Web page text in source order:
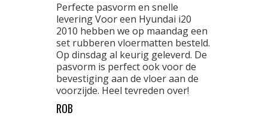
Perfecte pasvorm en snelle
levering Voor een Hyundai i20
2010 hebben we op maandag een
set rubberen vloermatten besteld.
Op dinsdag al keurig geleverd. De
pasvorm is perfect ook voor de
bevestiging aan de vloer aan de
voorzijde. Heel tevreden over!
ROB